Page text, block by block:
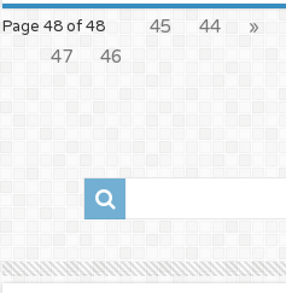
Page 48 of 48 «
44
45
46
47